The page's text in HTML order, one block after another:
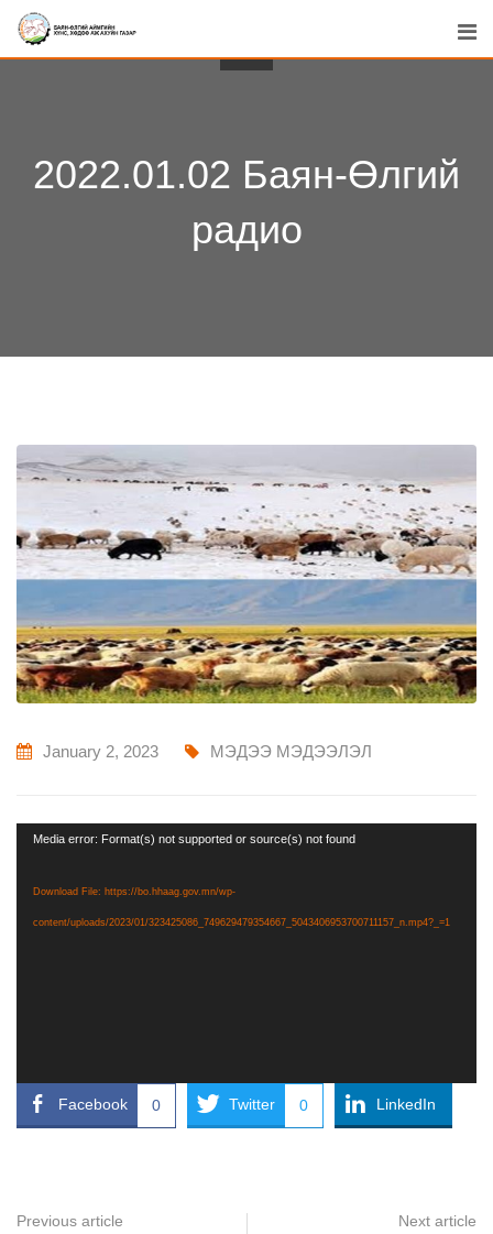
Skip
2022.01.02 Баян-Өлгий
радио
January 2, 2023 МЭДЭЭ МЭДЭЭЛЭЛ
Video
Media error: Format(s) not supported or source(s) not found
Download File: https://bo.hhaag.gov.mn/wp-
content/uploads/2023/01/323425086_749629479354667_5043406953700711157_n.mp4?_=1
Facebook 0 Twitter 0 LinkedIn
Previous article Next article